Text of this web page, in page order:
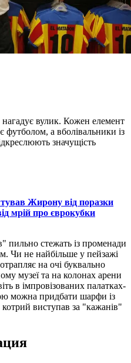
вулик. Кожен елемент
футболом, а вболівальники із
значущість
Жирону від поразки
мрій про єврокубки
пильно стежать із променади
Чи не найбільше у пейзажі
на очі буквально
музеї та на колонах арени
в імпровізованих палатках-
можна придбати шарфи із
виступав за "кажанів"